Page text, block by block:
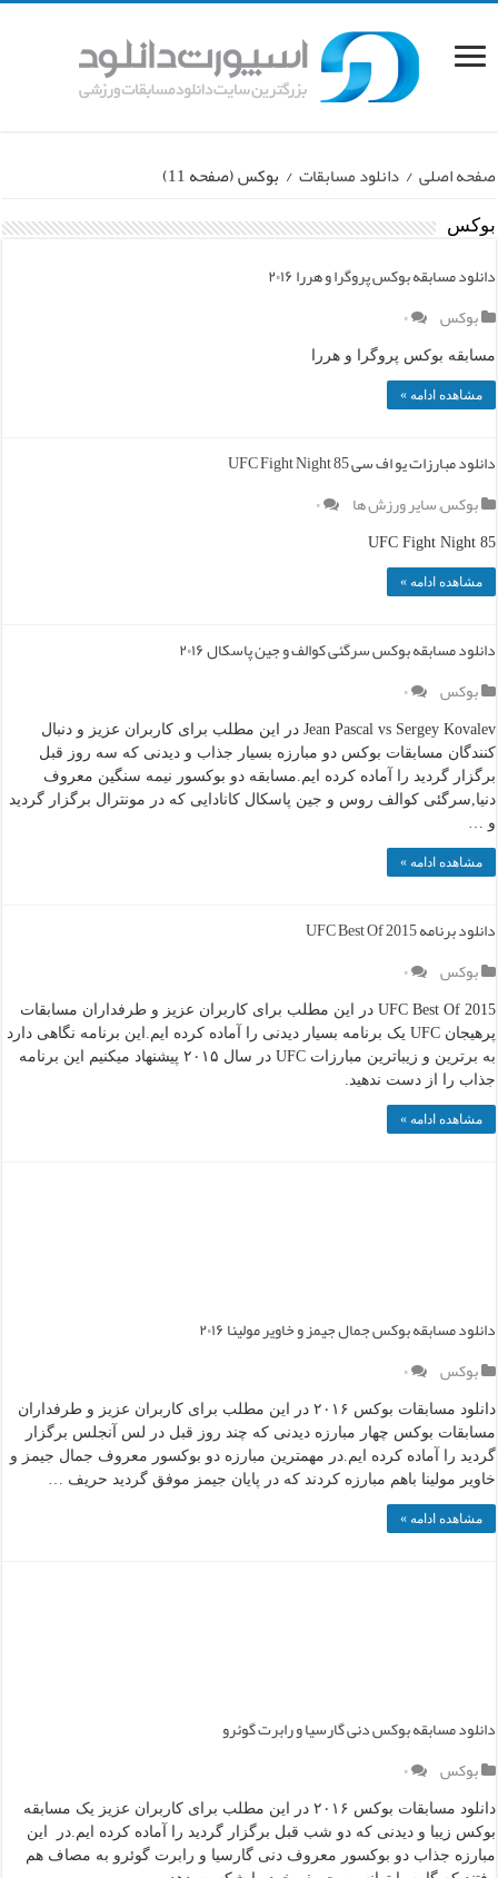
صفحه اصلی / دانلود مسابقات / بوکس(صفحه 11)
بوکس
دانلود مسابقه بوکس پروگرا و هررا ۲۰۱۶
بوکس
۰
مسابقه بوکس پروگرا و هررا
مشاهده ادامه »
دانلود مبارزات یو اف سی UFC Fight Night 85
بوکس,سایر ورزش ها ۰
UFC Fight Night 85
مشاهده ادامه »
دانلود مسابقه بوکس سرگئی کوالف و جین پاسکال ۲۰۱۶
بوکس
۰
Jean Pascal vs Sergey Kovalev در این مطلب برای کاربران عزیز و دنبال
کنندگان مسابقات بوکس دو مبارزه بسیار جذاب و دیدنی که سه روز قبل
برگزار گردید را آماده کرده ایم.مسابقه دو بوکسور نیمه سنگین معروف
دنیا,سرگئی کوالف روس و جین پاسکال کانادایی که در مونترال برگزار گردید
و …
مشاهده ادامه »
دانلود برنامه UFC Best Of 2015
بوکس
۰
UFC Best Of 2015 در این مطلب برای کاربران عزیز و طرفداران مسابقات
پرهیجان UFC یک برنامه بسیار دیدنی را آماده کرده ایم.این برنامه نگاهی دارد
به برترین و زیباترین مبارزات UFC در سال ۲۰۱۵ پیشنهاد میکنیم این برنامه
جذاب را از دست ندهید.
مشاهده ادامه »
دانلود مسابقه بوکس جمال جیمز و خاویر مولینا ۲۰۱۶
بوکس
۰
دانلود مسابقات بوکس ۲۰۱۶ در این مطلب برای کاربران عزیز و طرفداران
مسابقات بوکس چهار مبارزه دیدنی که چند روز قبل در لس آنجلس برگزار
گردید را آماده کرده ایم.در مهمترین مبارزه دو بوکسور معروف جمال جیمز و
خاویر مولینا باهم مبارزه کردند که در پایان جیمز موفق گردید حریف …
مشاهده ادامه »
دانلود مسابقه بوکس دنی گارسیا و رابرت گوئرو
بوکس
۰
دانلود مسابقات بوکس ۲۰۱۶ در این مطلب برای کاربران عزیز یک مسابقه
بوکس زیبا و دیدنی که دو شب قبل برگزار گردید را آماده کرده ایم.در این
مبارزه جذاب دو بوکسور معروف دنی گارسیا و رابرت گوئرو به مصاف هم